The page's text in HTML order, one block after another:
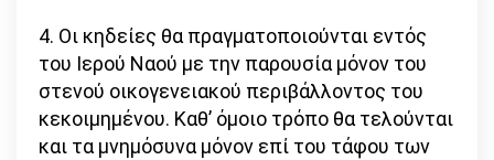
4. Οι κηδείες θα πραγματοποιούνται εντός
του Ιερού Ναού με την παρουσία μόνον του
στενού οικογενειακού περιβάλλοντος του
κεκοιμημένου. Καθ’ όμοιο τρόπο θα τελούνται
και τα μνημόσυνα μόνον επί του τάφου των